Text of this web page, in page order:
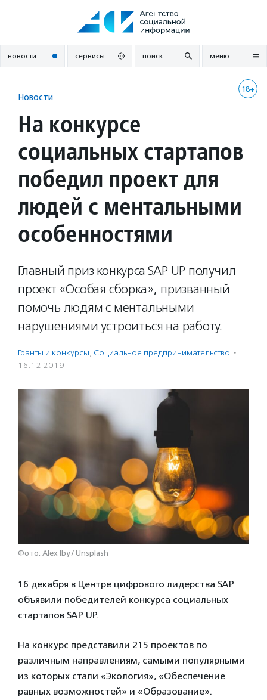
новости сервисы поиск меню
18+
Новости
На конкурсе
социальных стартапов
победил проект для
людей с ментальными
особенностями
Главный приз конкурса SAP UP получил
проект «Особая сборка», призванный
помочь людям с ментальными
нарушениями устроиться на работу.
Гранты и конкурсы, Социальное предпри­нима­тель­ство ·
16.12.2019
Фото: Alex Iby / Unsplash
16 декабря в Центре цифрового лидерства SAP
объявили победителей конкурса социальных
стартапов SAP UP.
На конкурс представили 215 проектов по
различным направлениям, самыми популярными
из которых стали «Экология», «Обеспечение
равных возможностей» и «Образование».